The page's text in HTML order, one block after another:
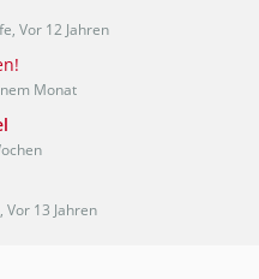
Vor 12 Jahren
Monat
13 Jahren